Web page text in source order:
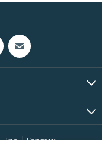
Inc. | Барлық